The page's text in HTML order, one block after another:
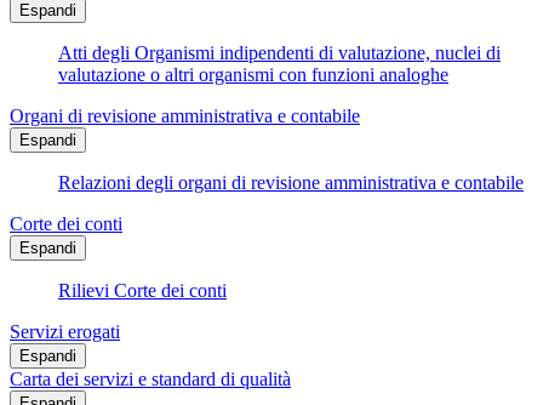
Espandi
Atti degli Organismi indipendenti di valutazione, nuclei di
valutazione o altri organismi con funzioni analoghe
Organi di revisione amministrativa e contabile
Espandi
Relazioni degli organi di revisione amministrativa e contabile
Corte dei conti
Espandi
Rilievi Corte dei conti
Servizi erogati
Espandi
Carta dei servizi e standard di qualità